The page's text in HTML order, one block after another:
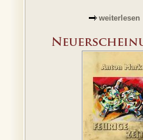
weiterlesen